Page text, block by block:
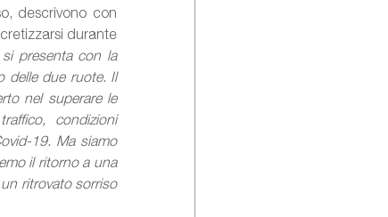
descrivono con
durante
presenta con la
delle due ruote. Il
nel superare le
condizioni
19. Ma siamo
il ritorno a una
ritrovato sorriso